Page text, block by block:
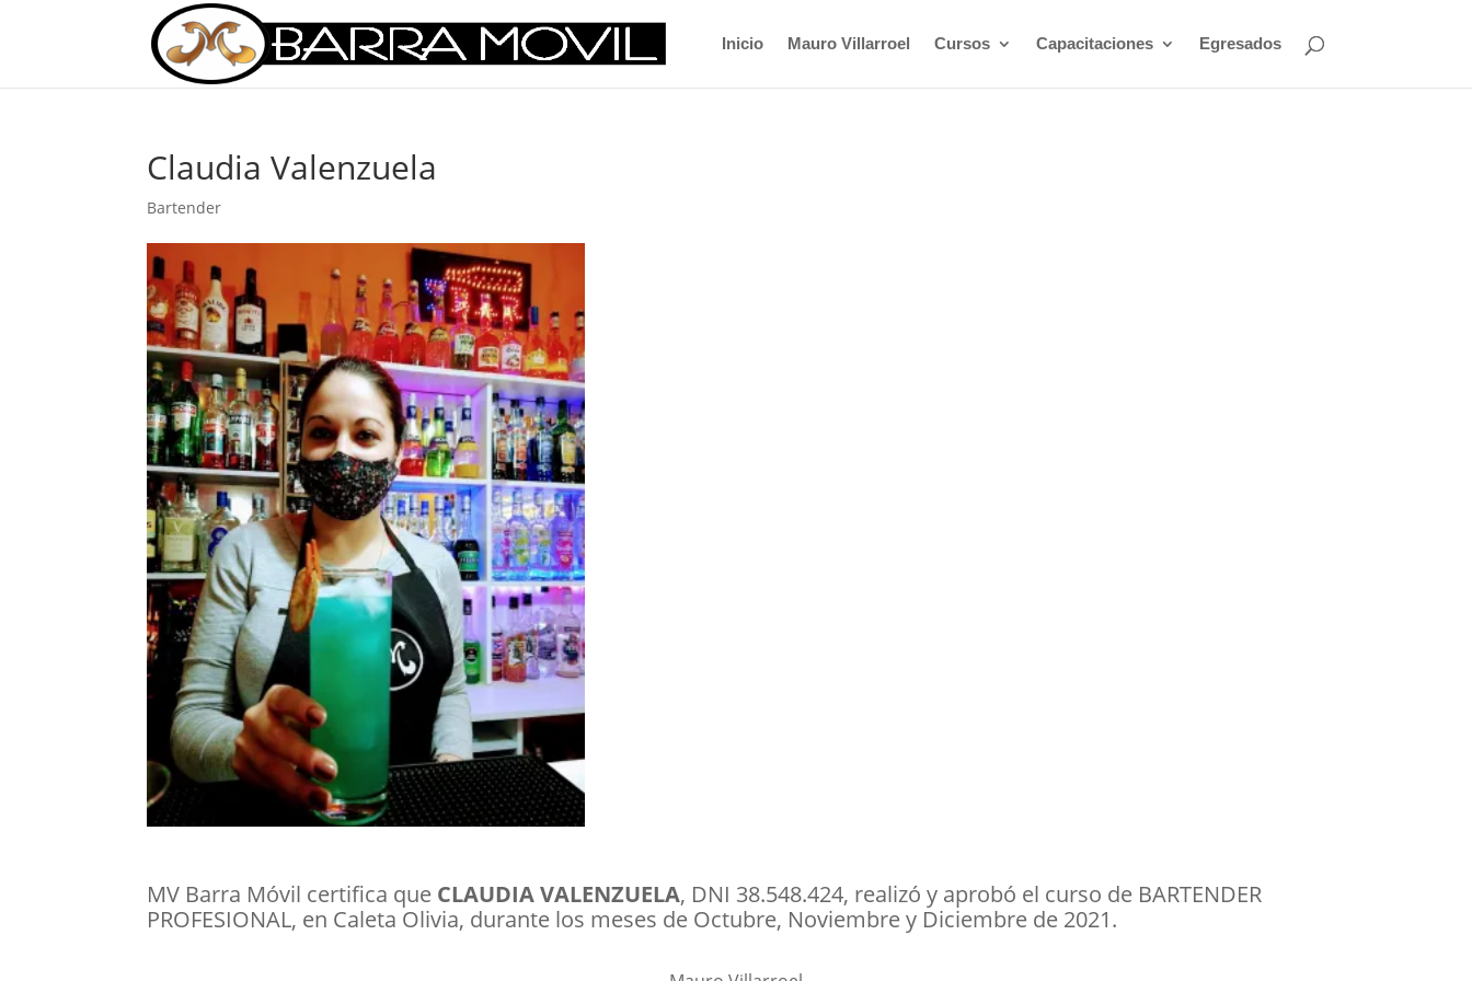
Inicio Mauro Villarroel Cursos Capacitaciones Egresados
Claudia Valenzuela
Bartender
MV Barra Móvil certifica que CLAUDIA VALENZUELA, DNI 38.548.424, realizó y aprobó el curso de BARTENDER
PROFESIONAL, en Caleta Olivia, durante los meses de Octubre, Noviembre y Diciembre de 2021.